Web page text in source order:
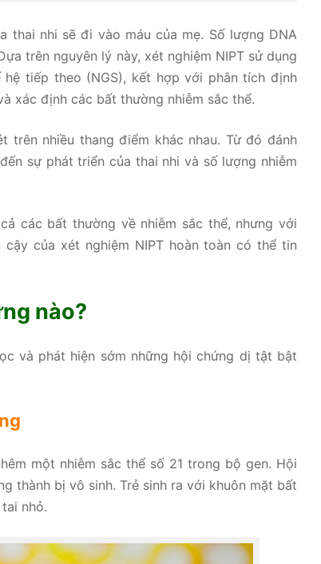
thai nhi sẽ đi vào máu của mẹ. Số lượng DNA
trên nguyên lý này, xét nghiệm NIPT sử dụng
tiếp theo (NGS), kết hợp với phân tích định
xác định các bất thường nhiễm sắc thể.
trên nhiều thang điểm khác nhau. Từ đó đánh
sự phát triển của thai nhi và số lượng nhiễm
các bất thường về nhiễm sắc thể, nhưng với
của xét nghiệm NIPT hoàn toàn có thể tin
nào?
và phát hiện sớm những hội chứng dị tật bật
một nhiễm sắc thể số 21 trong bộ gen. Hội
thành bị vô sinh. Trẻ sinh ra với khuôn mặt bất
nhỏ.